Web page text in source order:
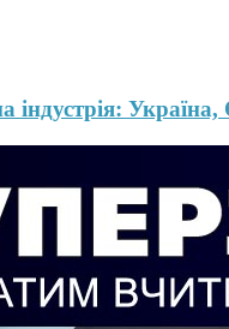
індустрія: Україна,